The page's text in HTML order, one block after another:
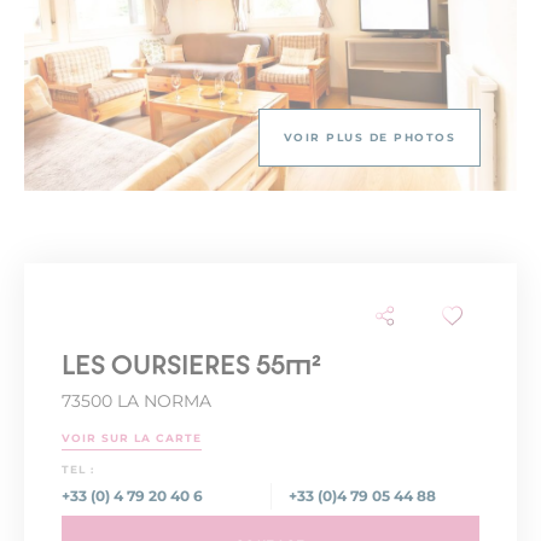
VOIR PLUS DE PHOTOS
LES OURSIERES 55m²
73500 LA NORMA
VOIR SUR LA CARTE
TEL :
+33 (0) 4 79 20 40 6 +33 (0)4 79 05 44 88